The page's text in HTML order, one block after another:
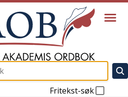
Fritekst-søk